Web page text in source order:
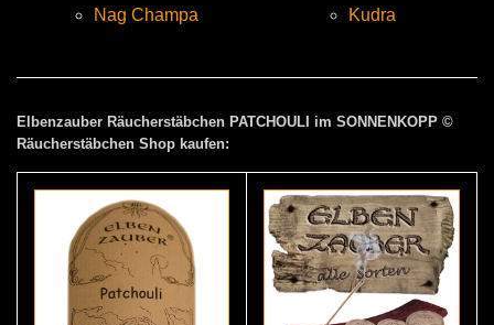
Nag Champa
Kudra
Elbenzauber Räucherstäbchen PATCHOULI im SONNENKOPP ©
Räucherstäbchen Shop kaufen: